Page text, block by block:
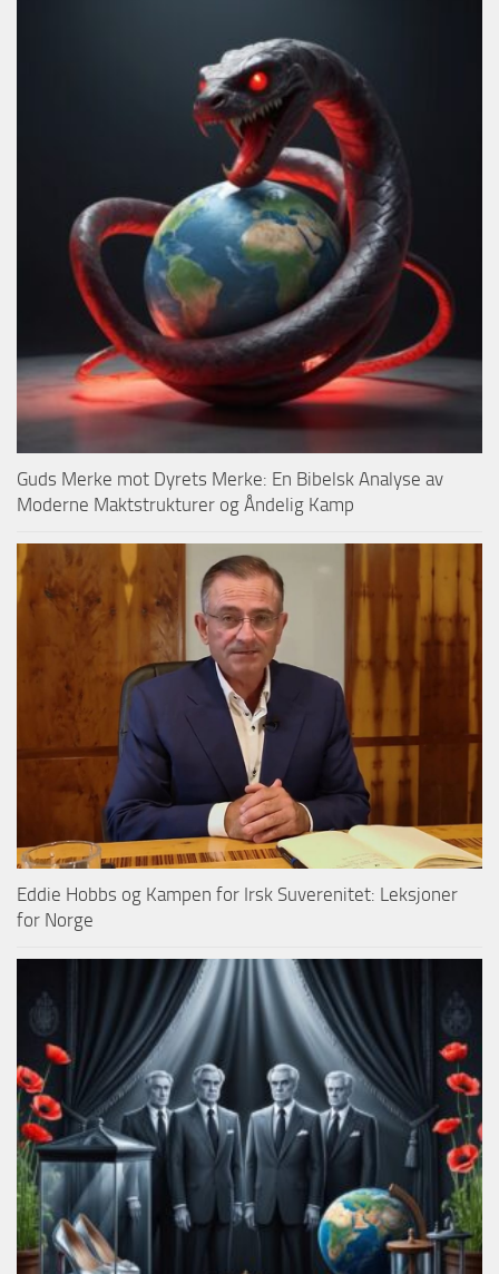
Guds Merke mot Dyrets Merke: En Bibelsk Analyse av
Moderne Maktstrukturer og Åndelig Kamp
Eddie Hobbs og Kampen for Irsk Suverenitet: Leksjoner
for Norge